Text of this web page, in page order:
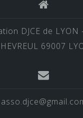
DJCE de LYON
69007